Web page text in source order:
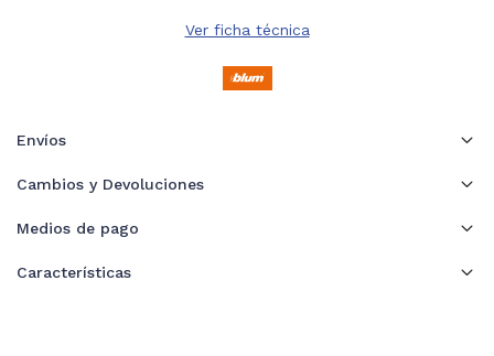
Ver ficha técnica
Envíos
Cambios y Devoluciones
Medios de pago
Características